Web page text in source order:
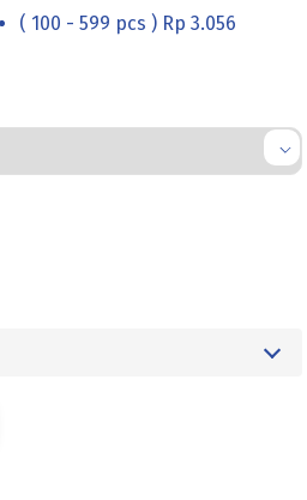
( 100 - 599 pcs ) Rp 3.056